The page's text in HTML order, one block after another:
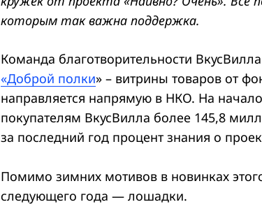
которым так важна поддержка.
Команда благотворительности
«Доброй полки» – витрины товаров от
направляется напрямую в НКО. На
покупателям ВкусВилла более 145,8
за последний год процент знания о
Помимо зимних мотивов в новинках
следующего года — лошадки.